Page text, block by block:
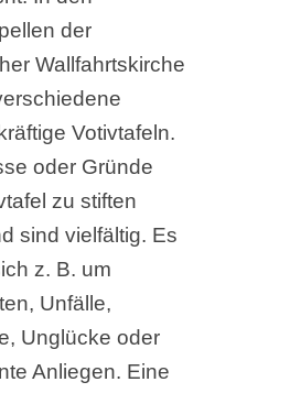
der
Wallfahrtskirche
Votivtafeln.
oder Gründe
zu stiften
sind vielfältig. Es
z. B. um
Unfälle,
Unglücke oder
Anliegen. Eine